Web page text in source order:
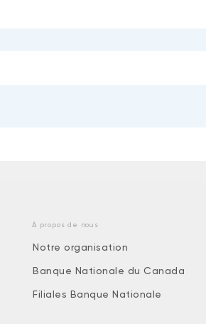
À propos de nous
Notre organisation
Banque Nationale du Canada
Filiales Banque Nationale